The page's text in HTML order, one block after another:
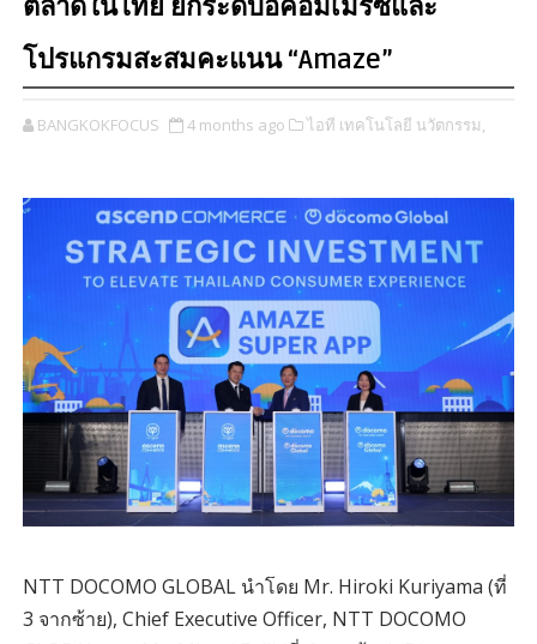
ตลาดในไทย ยกระดับอีคอมเมิร์ซและ
โปรแกรมสะสมคะแนน “Amaze”
BANGKOKFOCUS 4 months ago ไอที เทคโนโลยี นวัตกรรม,
NTT DOCOMO GLOBAL นำโดย Mr. Hiroki Kuriyama (ที่
3 จากซ้าย), Chief Executive Officer, NTT DOCOMO